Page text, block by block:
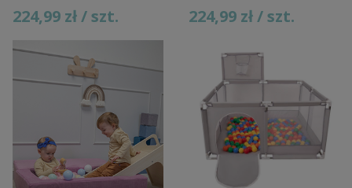
224,99 zł / szt. 224,99 zł / szt.